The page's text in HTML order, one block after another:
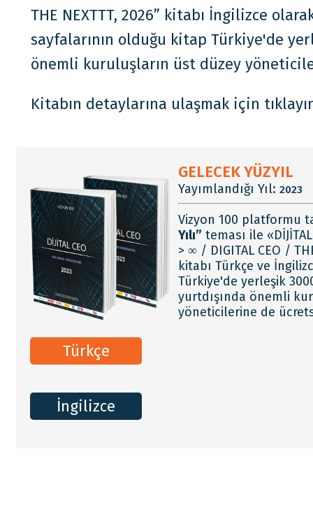
detaylar için tıklayın
detaylar için tıklayın
detaylar için tıklayın
detaylar için tıklayın
detaylar için tıklayın
detaylar için tıklayın
detaylar için tıklayın
THE NEXTTT, 2026” kitabı İngilizce
sayfalarının olduğu kitap Türkiye'de
önemli kuruluşların üst düzey
Kitabın detaylarına ulaşmak için
GELECEK YÜZYIL
Yayımlandığı Yıl: 2023
Vizyon 100 platformu
Yılı” teması ile
> ∞ / DIGITAL CEO /
kitabı Türkçe ve
Türkiye'de yerleşik
yurtdışında önemli
yöneticilerine de